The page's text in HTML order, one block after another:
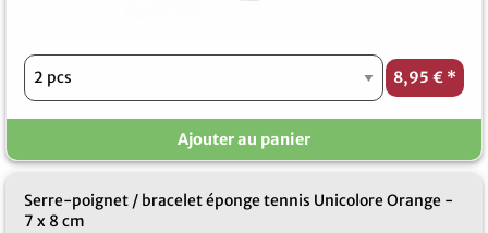
8,95 € *
Ajouter au panier
Serre-poignet / bracelet éponge tennis Unicolore Orange -
7 x 8 cm